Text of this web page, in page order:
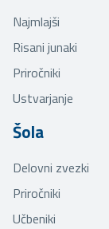
Najmlajši
Risani junaki
Priročniki
Ustvarjanje
Šola
Delovni zvezki
Priročniki
Učbeniki